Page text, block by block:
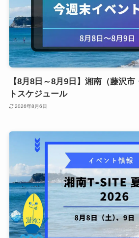
【8月8日～8月9日】湘南（藤沢
トスケジュール
2026年8月6日